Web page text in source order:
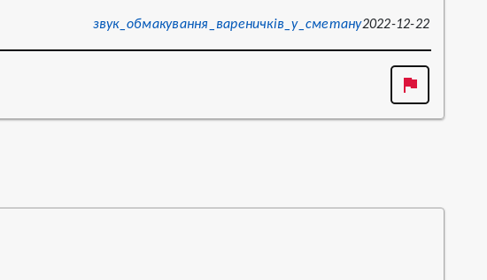
звук_обмакування_вареничків_у_сметану2022-12-22